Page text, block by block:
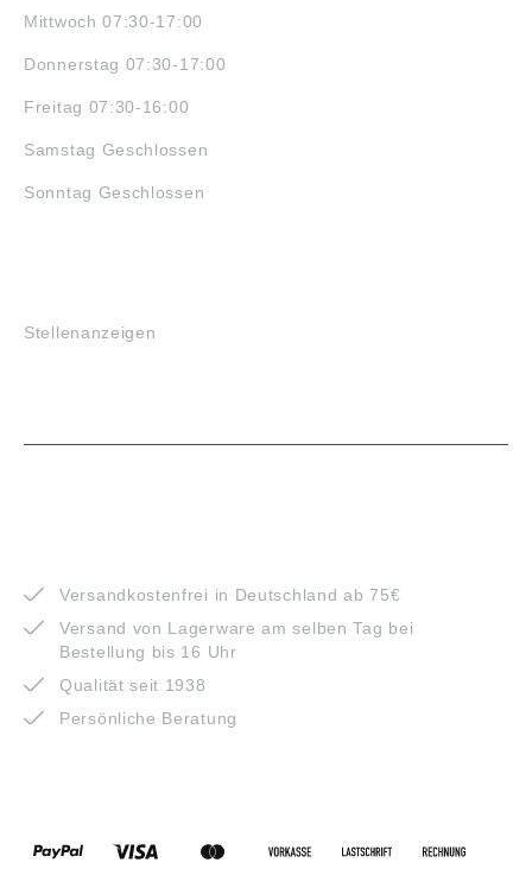
Mittwoch 07:30-17:00
Donnerstag 07:30-17:00
Freitag 07:30-16:00
Samstag Geschlossen
Sonntag Geschlossen
Stellenanzeigen
Versandkostenfrei in Deutschland ab 75€
Versand von Lagerware am selben Tag bei
Bestellung bis 16 Uhr
Qualität seit 1938
Persönliche Beratung